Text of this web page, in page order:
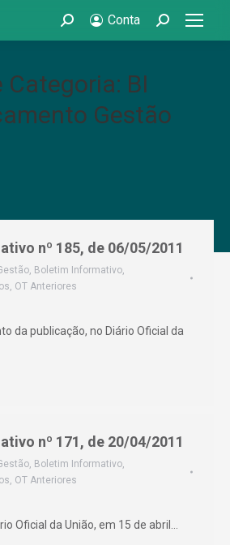
Search: Conta Search:
Categoria: BI
Gestão
nº 185, de 06/05/2011
, Boletim Informativo,
, OT Anteriores
da publicação, no Diário Oficial da
nº 171, de 20/04/2011
, Boletim Informativo,
, OT Anteriores
Oficial da União, em 15 de abril…